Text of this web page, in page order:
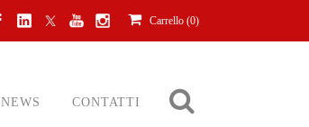
Carrello (0)
NEWS CONTATTI